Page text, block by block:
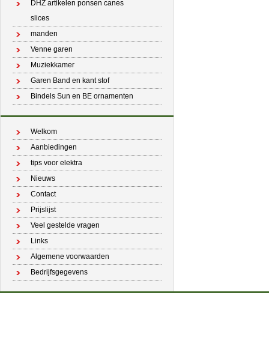
DHZ artikelen ponsen canes
slices
manden
Venne garen
Muziekkamer
Garen Band en kant stof
Bindels Sun en BE ornamenten
Welkom
Aanbiedingen
tips voor elektra
Nieuws
Contact
Prijslijst
Veel gestelde vragen
Links
Algemene voorwaarden
Bedrijfsgegevens